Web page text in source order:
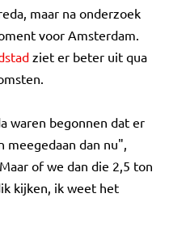
maar na onderzoek
voor Amsterdam.
ziet er beter uit qua
waren begonnen dat er
meegedaan dan nu",
of we dan die 2,5 ton
kijken, ik weet het